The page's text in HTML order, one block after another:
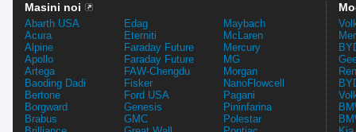
Masini noi
Abarth USA
Acura
Alpine
Apollo
Artega
Baoding Dadi
Bertone
Borgward
Brabus
Edag
Eterniti
Faraday Future
Faraday Future
FAW-Chengdu
Fisker
Ford USA
Genesis
GMC
Maybach
McLaren
Mercury
MG
Morgan
NanoFlowcell
Pagani
Pininfarina
Polestar